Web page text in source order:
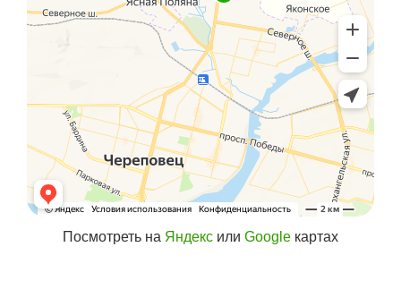
Посмотреть на Яндекс или Google картах